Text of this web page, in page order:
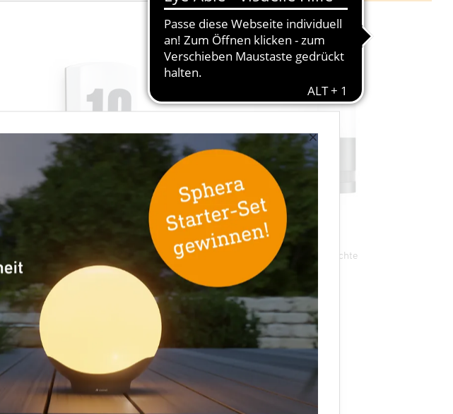
×
L 1 S
Sensor-LED-Außenleuchte
L 605 S